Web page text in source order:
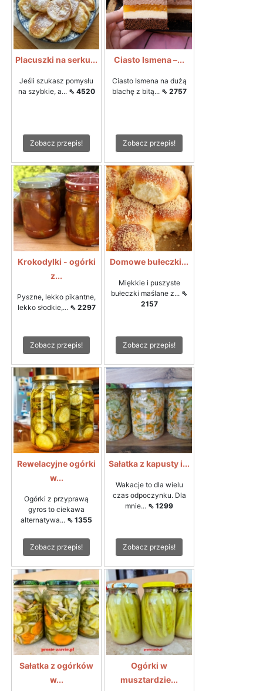
Placuszki na serku...
Jeśli szukasz pomysłu
na szybkie, a... ⇖ 4520
Zobacz przepis!
Ciasto Ismena –...
Ciasto Ismena na dużą
blachę z bitą... ⇖ 2757
Zobacz przepis!
Krokodylki - ogórki
z...
Pyszne, lekko pikantne,
lekko słodkie,... ⇖ 2297
Zobacz przepis!
Domowe bułeczki...
Miękkie i puszyste
bułeczki maślane z... ⇖
2157
Zobacz przepis!
Rewelacyjne ogórki
w...
Ogórki z przyprawą
gyros to ciekawa
alternatywa... ⇖ 1355
Zobacz przepis!
Sałatka z kapusty i...
Wakacje to dla wielu
czas odpoczynku. Dla
mnie... ⇖ 1299
Zobacz przepis!
Sałatka z ogórków
w...
Ogórki w
musztardzie...